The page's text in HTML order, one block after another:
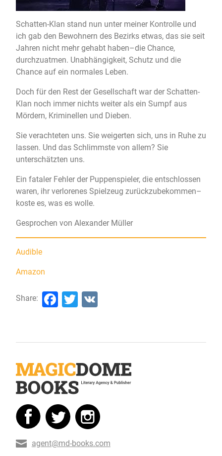
Schatten-Klan stand nun unter meiner Kontrolle und
ich gab den Bewohnern des Bezirks etwas, das sie seit
Jahren nicht mehr gehabt haben–die Chance,
durchzuatmen. Unabhängigkeit, Schutz und die
Chance auf ein normales Leben.
Doch für den Rest der Gesellschaft war der Schatten-
Klan noch immer nichts weiter als ein Sumpf aus
Mördern, Kriminellen und Dieben.
Sie verachteten uns. Sie weigerten sich, uns in Ruhe zu
lassen. Und das Schlimmste von allem? Sie
unterschätzten uns.
Ein fataler Fehler der Puppenspieler, die entschlossen
waren, ihr verlorenes Spielzeug zurückzubekommen–
koste es, was es wolle.
Gesprochen von Alexander Müller
Audible
Amazon
Share: Facebook
Twitter
agent@md-books.com